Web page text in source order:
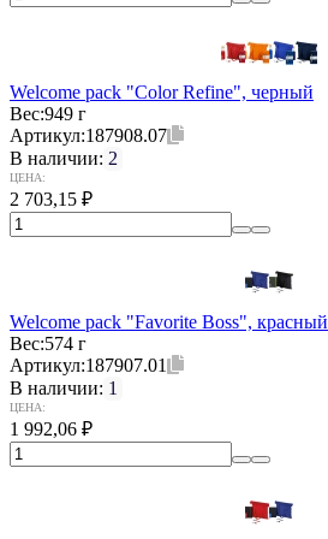
Welcome pack "Color Refine", черный
Вес:949 г
Артикул:187908.07
В наличии: 2
ЦЕНА:
2 703,15 ₽
Welcome pack "Favorite Boss", красный
Вес:574 г
Артикул:187907.01
В наличии: 1
ЦЕНА:
1 992,06 ₽